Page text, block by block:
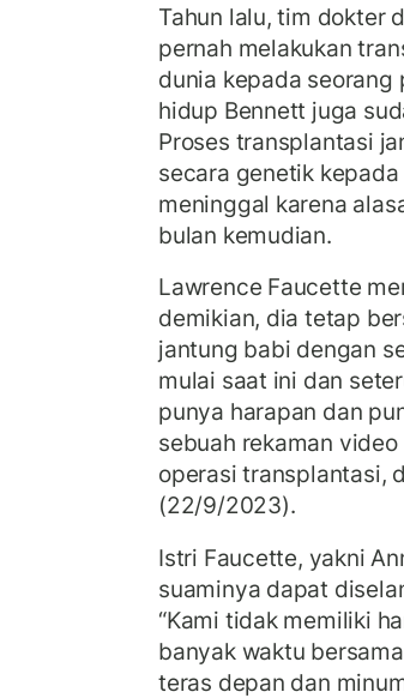
Tahun lalu, tim dokter
pernah melakukan
dunia kepada seorang
hidup Bennett juga
Proses transplantasi
secara genetik
meninggal karena
bulan kemudian.
Lawrence Faucette
demikian, dia tetap
jantung babi dengan
mulai saat ini dan
punya harapan dan
sebuah rekaman
operasi transplantasi,
(22/9/2023).
Istri Faucette, yakni
suaminya dapat
“Kami tidak memiliki
banyak waktu
teras depan dan